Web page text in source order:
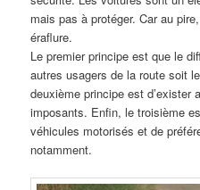
mais pas à protéger. Car au
éraflure.
Le premier principe est que le
autres usagers de la route soit
deuxième principe est d’exister
imposants. Enfin, le troisième
véhicules motorisés et de
notamment.